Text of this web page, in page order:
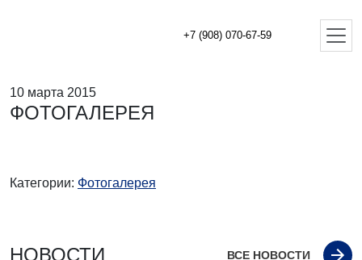
+7 (908) 070-67-59
10 марта 2015
ФОТОГАЛЕРЕЯ
Категории: Фотогалерея
НОВОСТИ ВСЕ НОВОСТИ